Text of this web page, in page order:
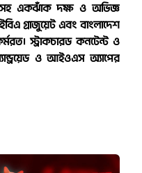
একঝাঁক দক্ষ ও অভিজ্ঞ
গ্রাজুয়েট এবং বাংলাদেশ
স্ট্রাকচারড কনটেন্ট ও
ও আইওএস অ্যাপের